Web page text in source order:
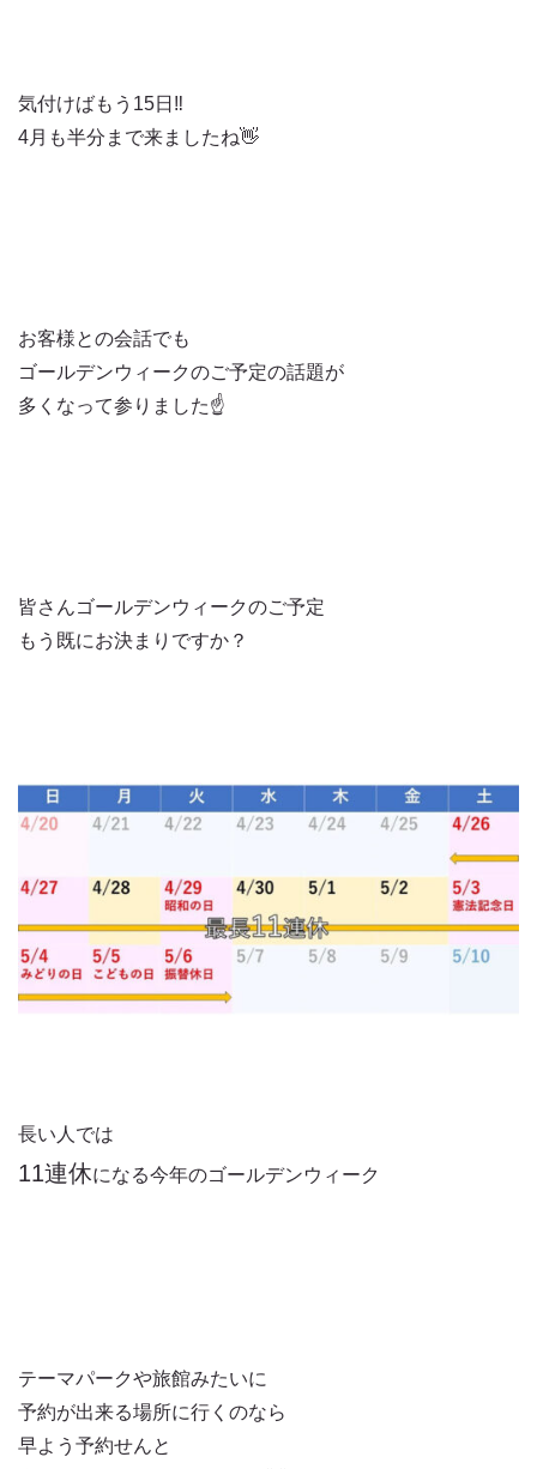
気付けばもう15日‼️
4月も半分まで来ましたね👋
お客様との会話でも
ゴールデンウィークのご予定の話題が
多くなって参りました☝️
皆さんゴールデンウィークのご予定
もう既にお決まりですか？
長い人では
11連休になる今年のゴールデンウィーク
テーマパークや旅館みたいに
予約が出来る場所に行くのなら
早よう予約せんと